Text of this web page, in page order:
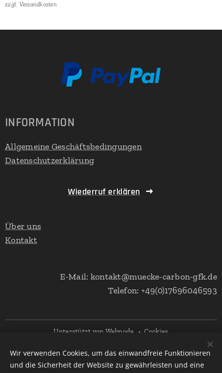
zzgl. Versandkosten
INFORMATION
Allgemeine Geschäftsbedingungen
Datenschutzerklärung
Wiederruf erklären
Über uns
Kontakt
E-Mail: kontakt@muecke-carbon-gfk.de
Telefon: +49(0)17696046593
Unterstützt von Webnode Cookies
Sprachen
Deutsch
English
Wir verwenden Cookies, um das einwandfreie Funktionieren
und die Sicherheit der Website zu gewährleisten und eine